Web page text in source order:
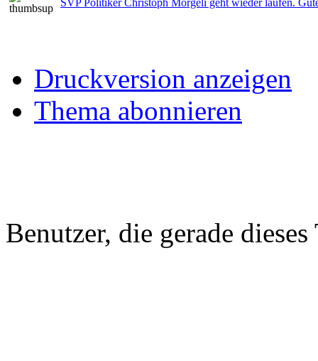
Druckversion anzeigen
Thema abonnieren
Benutzer, die gerade